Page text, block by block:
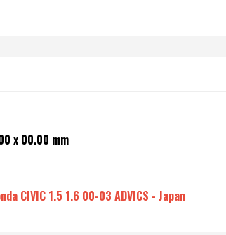
x 00.00 mm
CIVIC 1.5 1.6 00-03 ADVICS - Japan